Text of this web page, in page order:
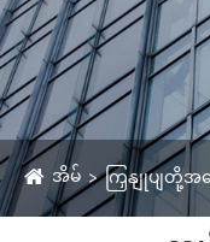
အိမ် ကြှနျုပျတို့အ